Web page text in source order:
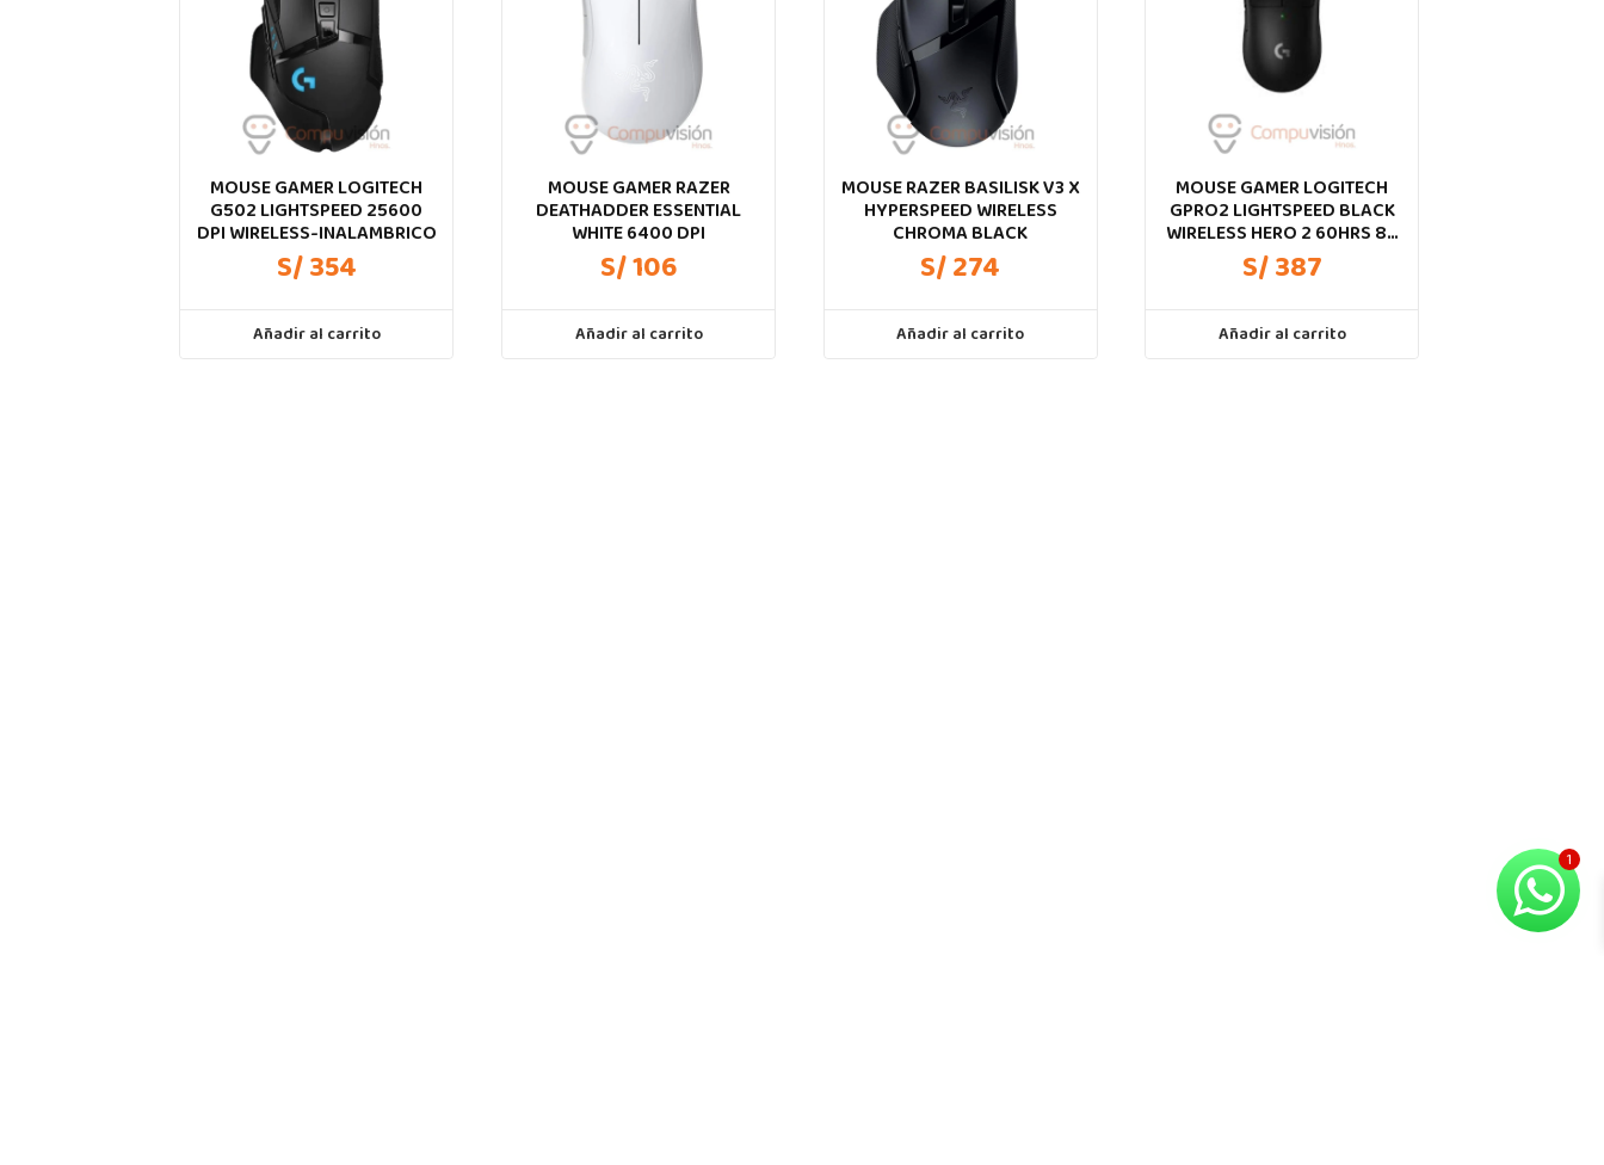
MOUSE GAMER LOGITECH
G502 LIGHTSPEED 25600
DPI WIRELESS-INALAMBRICO
S/ 354
Añadir al carrito
MOUSE GAMER RAZER
DEATHADDER ESSENTIAL
WHITE 6400 DPI
S/ 106
Añadir al carrito
MOUSE RAZER BASILISK V3 X
HYPERSPEED WIRELESS
CHROMA BLACK
S/ 274
Añadir al carrito
MOUSE GAMER LOGITECH
GPRO2 LIGHTSPEED BLACK
WIRELESS HERO 2 60HRS 80
GR
S/ 387
Añadir al carrito